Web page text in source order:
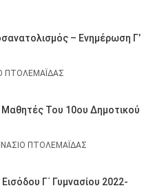
– Ενημέρωση Γ’
ΠΤΟΛΕΜΑΪΔΑΣ
Του 10ου Δημοτικού
ΠΤΟΛΕΜΑΪΔΑΣ
Γ΄ Γυμνασίου 2022-